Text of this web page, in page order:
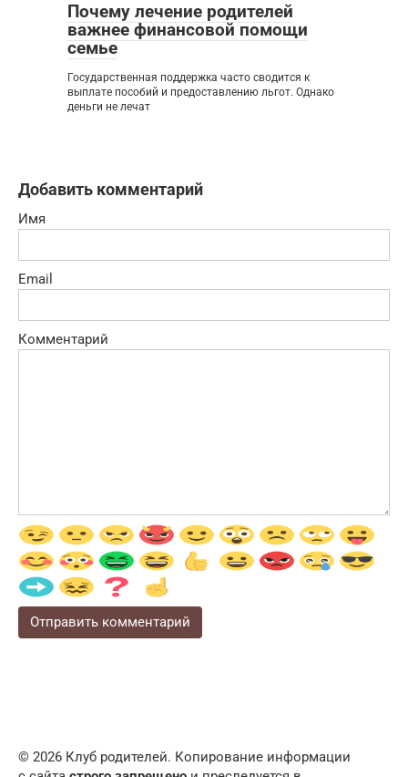
Почему лечение родителей
важнее финансовой помощи
семье
Государственная поддержка часто сводится к
выплате пособий и предоставлению льгот. Однако
деньги не лечат
Добавить комментарий
Имя
Email
Комментарий
© 2026 Клуб родителей. Копирование информации